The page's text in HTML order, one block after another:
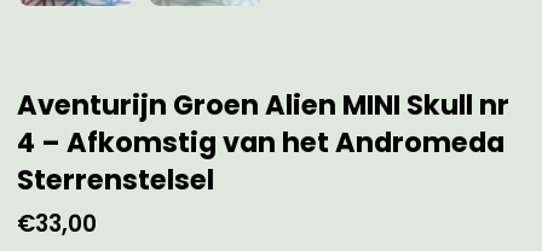
Aventurijn Groen Alien MINI Skull nr
4 – Afkomstig van het Andromeda
Sterrenstelsel
€33,00